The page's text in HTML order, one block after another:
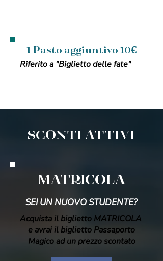
1 Pasto aggiuntivo 10€
Riferito a "Biglietto delle fate"
SCONTI ATTIVI
MATRICOLA
SEI UN NUOVO STUDENTE?
Acquista il biglietto MATRICOLA
e avrai il biglietto Passaporto
Magico ad un prezzo scontato